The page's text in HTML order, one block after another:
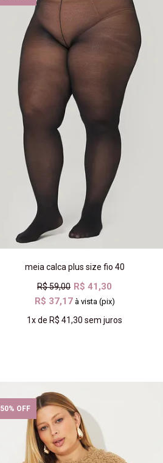
meia calca plus size fio 40
R$ 59,00 R$ 41,30
R$ 37,17 à vista (pix)
1xdeR$ 41,30 sem juros
50% OFF